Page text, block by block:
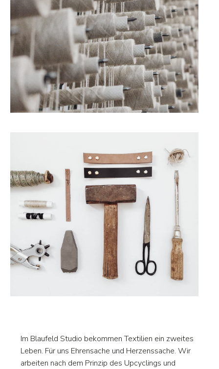
Im Blaufeld Studio bekommen Textilien ein zweites
Leben. Für uns Ehrensache und Herzenssache. Wir
arbeiten nach dem Prinzip des Upcyclings und